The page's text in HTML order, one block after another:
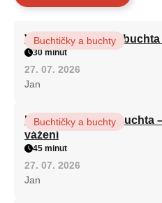
Vláčná olejová litá
Buchtičky a buchty
30 minut
27. 07. 2026
Jan
Hrnková maková buchta
vážení
Buchtičky a buchty
45 minut
27. 07. 2026
Jan